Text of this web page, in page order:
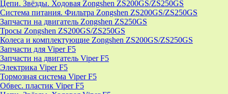
Цепи. Звёзды. Ходовая Zongshen ZS200GS/ZS250GS
Система питания. Фильтра Zongshen ZS200GS/ZS250GS
Запчасти на двигатель Zongshen ZS250GS
Тросы Zongshen ZS200GS/ZS250GS
Колеса и комплектующие Zongshen ZS200GS/ZS250GS
Запчасти для Viper F5
Запчасти на двигатель Viper F5
Электрика Viper F5
Тормозная система Viper F5
Обвес. пластик Viper F5